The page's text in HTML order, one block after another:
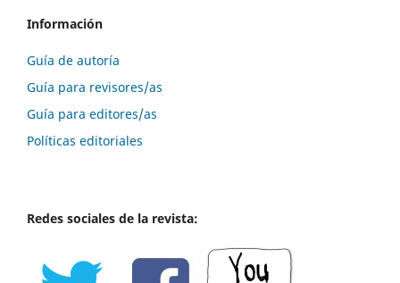
Información
Guía de autoría
Guía para revisores/as
Guía para editores/as
Políticas editoriales
Redes sociales de la revista: